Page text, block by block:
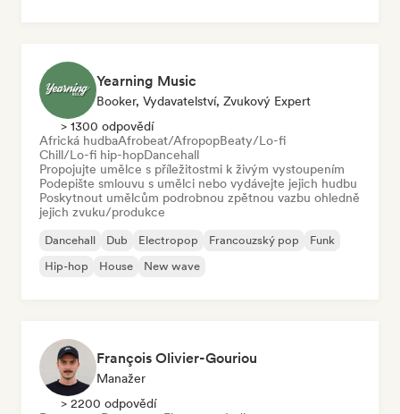
Yearning Music
Booker, Vydavatelství, Zvukový Expert
> 1300 odpovědí
Africká hudbaAfrobeat/AfropopBeaty/Lo-fi
Chill/Lo-fi hip-hopDancehall
Propojujte umělce s příležitostmi k živým vystoupením
Podepište smlouvu s umělci nebo vydávejte jejich hudbu
Poskytnout umělcům podrobnou zpětnou vazbu ohledně
jejich zvuku/produkce
Dancehall Dub Electropop Francouzský pop
Funk
Hip-hop
House New wave
François Olivier-Gouriou
Manažer
> 2200 odpovědí